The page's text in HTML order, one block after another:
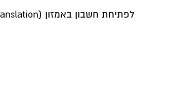
תרגום מסמכים (Certified Translation) לפתיחת חשבון באמזון